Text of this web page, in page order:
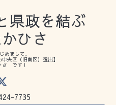
県政を結ぶ
ひさ
めまして。
央区（旧南区）選出】
さ です！
7735